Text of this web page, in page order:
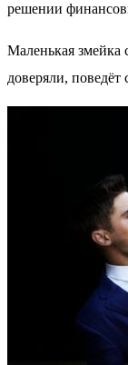
решении
Маленькая змейка
доверяли, поведёт